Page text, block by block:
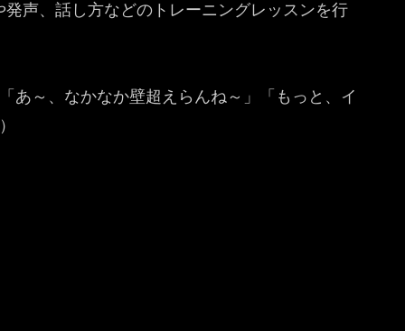
声、話し方などのトレーニングレッスンを行
あ～、なかなか壁超えらんね～」「もっと、イ